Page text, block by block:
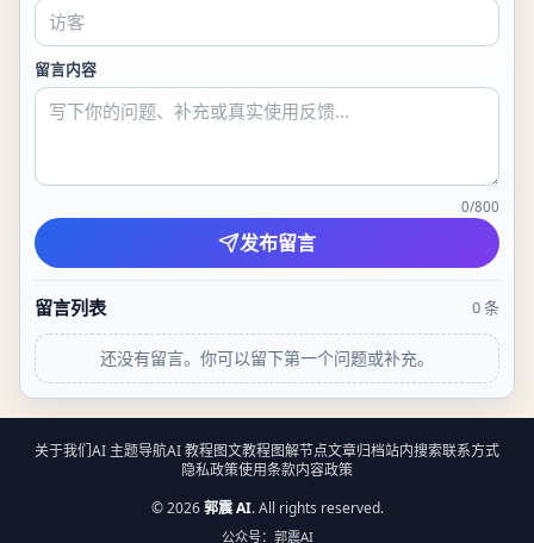
留言内容
0/800
发布留言
留言列表 0条
还没有留言。你可以留下第一个问题或补充。
关于我们AI 主题导航AI 教程图文教程图解节点文章归档站内搜索联系方式
隐私政策使用条款内容政策
©2026 郭震 AI. All rights reserved.
公众号：郭震AI